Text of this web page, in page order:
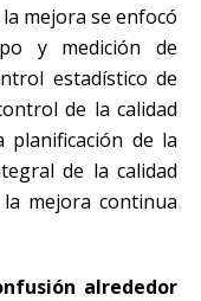
mejora se enfocó
y medición de
estadístico de
de la calidad
planificación de la
de la calidad
mejora continua
alrededor